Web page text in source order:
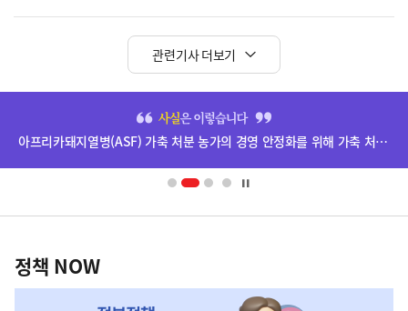
관련기사 더보기
단
배
영
아프리카돼지열병(ASF) 가축 처분 농가의 경영 안정화를 위해 가축 처분 보상금을 신속하게 지급하겠습니다.
책
NOW,
정책 NOW